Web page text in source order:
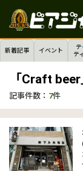
新着記事 イベント
テ
テ
「Craft
記事件数： 7件